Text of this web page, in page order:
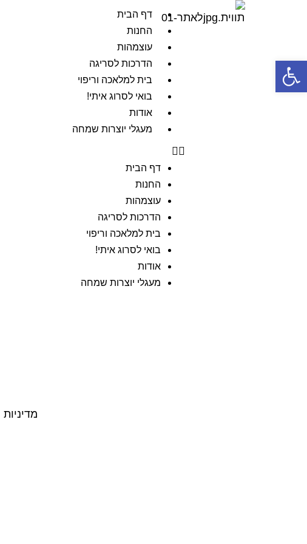
דף הבית
החנות
עוצמהות
הדרכות לסריגה
בית למלאכה וריפוי
בואי לסרוג איתי!
אודות
מעגלי יוצרות שמחה
דף הבית
החנות
עוצמהות
הדרכות לסריגה
בית למלאכה וריפוי
בואי לסרוג איתי!
אודות
מעגלי יוצרות שמחה
מדיניות
פתח סרגל נגישות